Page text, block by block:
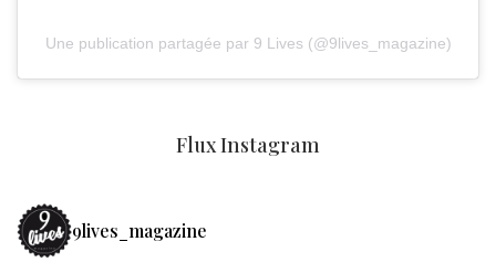
Une publication partagée par 9 Lives (@9lives_magazine)
Flux Instagram
9lives_magazine